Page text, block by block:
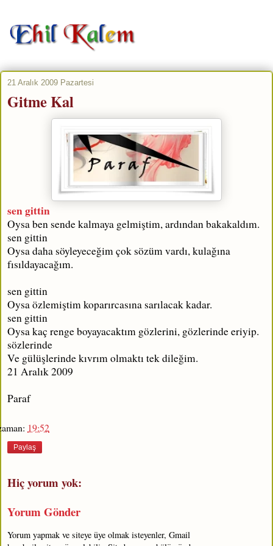
21 Aralık 2009 Pazartesi
Gitme Kal
sen gittin
Oysa ben sende kalmaya gelmiştim, ardından bakakaldım.
sen gittin
Oysa daha söyleyeceğim çok sözüm vardı, kulağına
fısıldayacağım.
sen gittin
Oysa özlemiştim koparırcasına sarılacak kadar.
sen gittin
Oysa kaç renge boyayacaktım gözlerini, gözlerinde eriyip.
sözlerinde
Ve gülüşlerinde kıvrım olmaktı tek dileğim.
21 Aralık 2009
Paraf
19:52
Paylaş
Hiç yorum yok:
Yorum Gönder
Yorum yapmak ve siteye üye olmak isteyenler, Gmail